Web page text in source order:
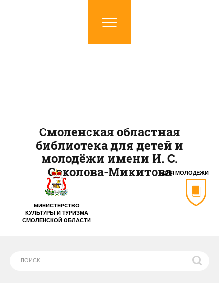
МИНИСТЕРСТВО
КУЛЬТУРЫ И ТУРИЗМА
СМОЛЕНСКОЙ ОБЛАСТИ
ДЛЯ МОЛОДЁЖИ
Смоленская областная
библиотека для детей и
молодёжи имени И. С.
Соколова-Микитова